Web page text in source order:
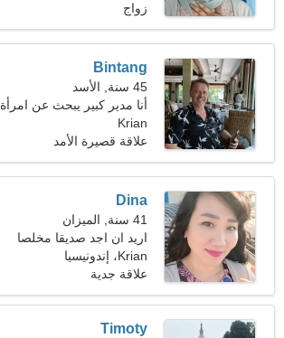
(119 رطلا)زواج
Bintang
45 سنة, الأسد
أنا مدير كبير يبحث عن امرأة
عاطفية
Krian
علاقة قصيرة الأمد
Dina
41 سنة, الميزان
اريد ان اجد صديقا مخلصا
Krian، إندونيسيا
علاقة جدية
Timoty